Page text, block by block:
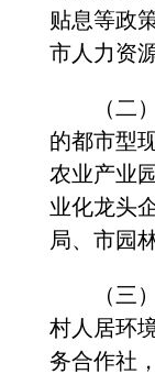
贴息等政
市人力资
（二）
的都市型
农业产业
业化龙头
局、市园
（三）
村人居环
务合作社